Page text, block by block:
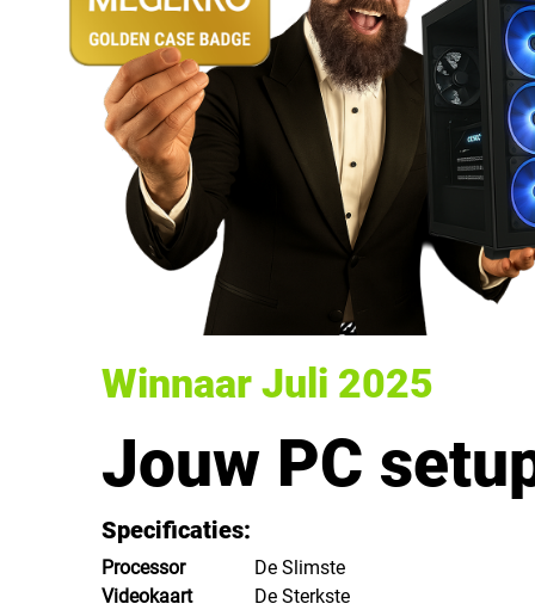
Winnaar Juli 2025
Jouw PC
Specificaties:
Processor
				De Slimste
Videokaart
				De Sterkste